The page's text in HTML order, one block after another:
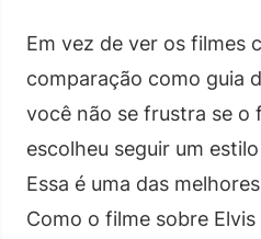
Em vez de ver os filmes
comparação como guia
você não se frustra se o
escolheu seguir um
Essa é uma das
Como o filme sobre